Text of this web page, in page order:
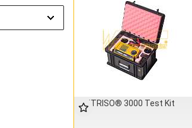
METRISO® 3000 Test Kit